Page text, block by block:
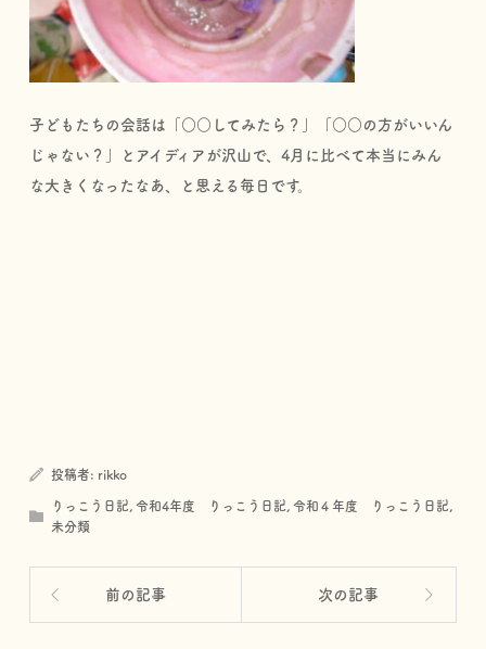
子どもたちの会話は「○○してみたら？」「○○の方がいいん
じゃない？」とアイディアが沢山で、4月に比べて本当にみん
な大きくなったなあ、と思える毎日です。
投稿者: rikko
りっこう日記 ,令和4年度 りっこう日記 ,令和４年度 りっこう日記
未分類
前の記事 次の記事